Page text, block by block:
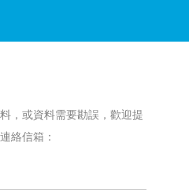
，或資料需要勘誤，歡迎提
絡信箱：